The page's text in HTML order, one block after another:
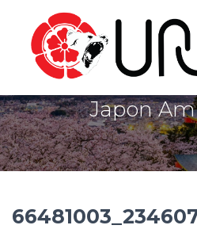
Japon